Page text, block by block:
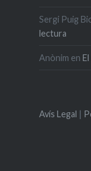
Sergi Puig
lectura
Anònim en
Avís Legal |